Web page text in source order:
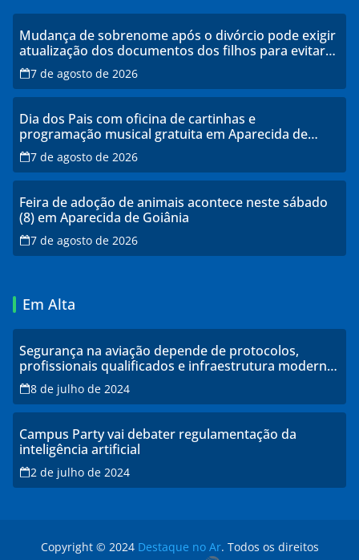
Mudança de sobrenome após o divórcio pode exigir
atualização dos documentos dos filhos para evitar
transtornos
7 de agosto de 2026
Dia dos Pais com oficina de cartinhas e
programação musical gratuita em Aparecida de
Goiânia
7 de agosto de 2026
Feira de adoção de animais acontece neste sábado
(8) em Aparecida de Goiânia
7 de agosto de 2026
Em Alta
Segurança na aviação depende de protocolos,
profissionais qualificados e infraestrutura moderna,
explicam especialistas
8 de julho de 2024
Campus Party vai debater regulamentação da
inteligência artificial
2 de julho de 2024
Copyright © 2024 Destaque no Ar. Todos os direitos